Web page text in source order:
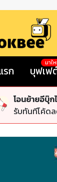
รก บุฟเฟ
มาใ
โอนย้ายอีบุ๊
รับทันทีโค้ด